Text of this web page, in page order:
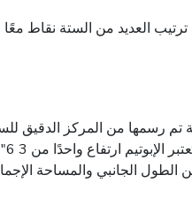
ترتيب العديد من الستة
من المركز الدقيق للستة
الجانبي والمساحة